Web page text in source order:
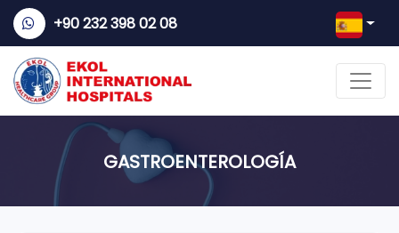
+90 232 398 02 08
GASTROENTEROLOGÍA